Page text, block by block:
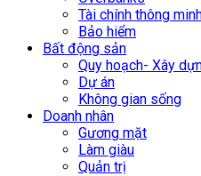
Tài chính thông
Bảo hiểm
Bất động sản
Quy hoạch- Xây
Dự án
Không gian sống
Doanh nhân
Gương mặt
Làm giàu
Quản trị